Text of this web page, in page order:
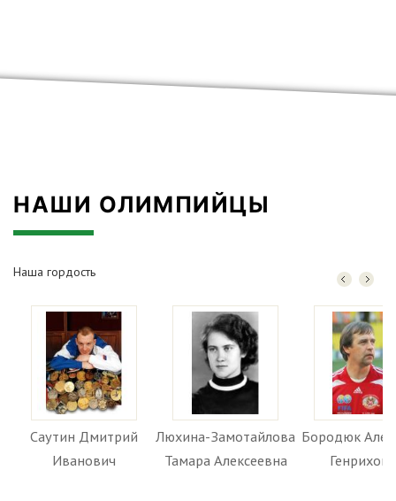
НАШИ ОЛИМПИЙЦЫ
Наша гордость
Саутин Дмитрий
Иванович
Люхина-Замотайлова
Тамара Алексеевна
Бородюк